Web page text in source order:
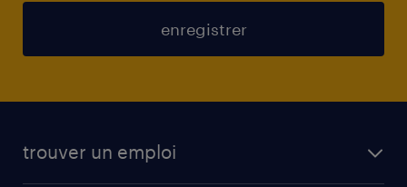
enregistrer
trouver un emploi